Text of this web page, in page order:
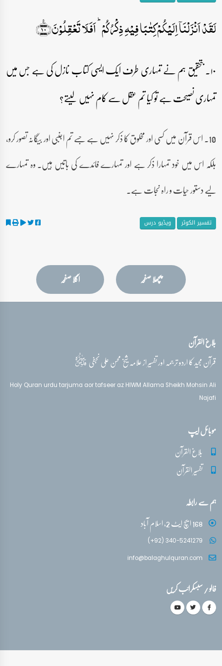
لَقَدۡ اَنۡزَلۡنَاۤ اِلَیۡکُمۡ کِتٰبًا فِیۡہِ ذِکۡرُکُمۡ ؕ اَفَلَا تَعۡقِلُوۡنَ﴿٪۱۰﴾
۱۰۔ بتحقیق ہم نے تمہاری طرف ایک ایسی کتاب نازل کی ہے جس میں
تمہاری نصیحت ہے تو کیا تم عقل سے کام نہیں لیتے؟
10۔ اس قرآن میں کسی اور مخلوق کا ذکر نہیں ہے جسے تم اجنبی اور بیگانہ تصور کرو،
بلکہ اس میں خود تمہارا ذکر ہے اور تمہارے فائدے کی باتیں ہیں۔ وہ تمہارے
لیے دستور حیات و راہ نجات ہے۔
تفسیر الکوثر ویڈیو درس
پچھلا صفحہ اگلا صفحہ
بلاغ القرآن
قرآن مجید کا اردو ترجمہ اور تفسیر از علامہ شیخ محسن علی نجفیقدس‌سره
Holy Quran urdu tarjuma aor tafseer az HIWM Allama Sheikh Mohsin Ali
Najafi
موبائل ایپ
بلاغ القرآن
تفسیر القرآن
ہم سے رابطہ
168 ایچ ایٹ 2، اسلام آباد
(+92) 340-5241279
info@balaghulquran.com
فالو / سبسکرائب کریں